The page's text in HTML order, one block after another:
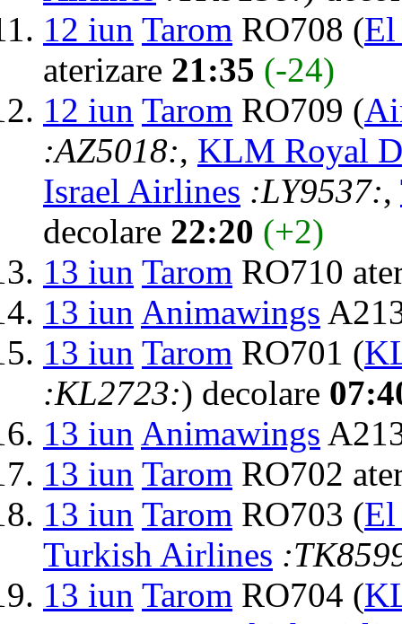
12 iun Tarom RO708 (
aterizare 21:35 (-24)
12 iun Tarom RO709 (
:AZ5018:, KLM Royal
Israel Airlines :LY9537:,
decolare 22:20 (+2)
13 iun Tarom RO710
13 iun Animawings
13 iun Tarom RO701 (
:KL2723:) decolare
13 iun Animawings
13 iun Tarom RO702
13 iun Tarom RO703 (
Turkish Airlines
13 iun Tarom RO704 (